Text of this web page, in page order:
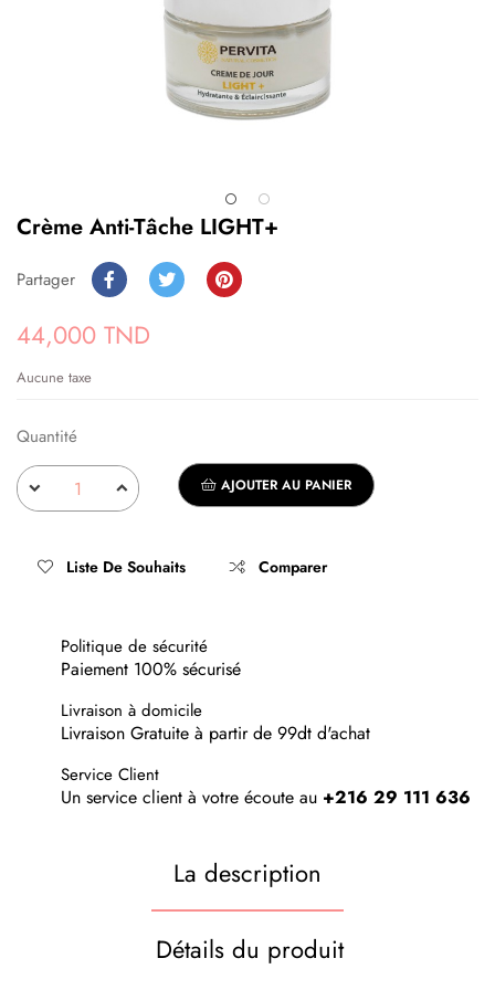
Crème Anti-Tâche LIGHT+
Partager
44,000 TND
Aucune taxe
Quantité
AJOUTER AU PANIER
Liste De Souhaits Comparer
Politique de sécurité
Paiement 100% sécurisé
Livraison à domicile
Livraison Gratuite à partir de 99dt d'achat
Service Client
Un service client à votre écoute au +216 29 111 636
La description
Détails du produit